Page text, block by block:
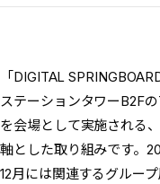
「DIGITAL
ステーションタワーB2F
を会場として実施される
軸とした取り組みです。
12月には関連するグルー